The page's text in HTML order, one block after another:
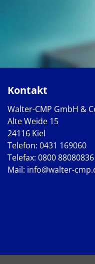
Kontakt
Walter-CMP GmbH &
Alte Weide 15
24116 Kiel
Telefon: 0431 169060
Telefax: 0800 88080836
Mail: info@walter-